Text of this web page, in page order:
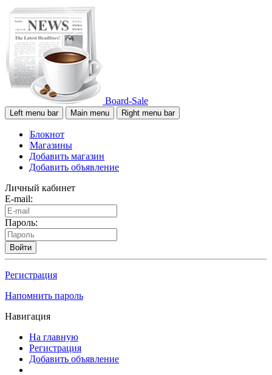
Board-Sale
Left menu bar Main menu Right menu bar
Блокнот
Магазины
Добавить магазин
Добавить объявление
Личный кабинет
E-mail:
Пароль:
Войти
Регистрация
Напомнить пароль
Навигация
На главную
Регистрация
Добавить объявление